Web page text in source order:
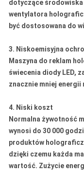
dotyczące
wentylatora
być dostosowana do
3. Niskoemisyjna
Maszyna do reklam
świecenia diody LED,
znacznie mniej energii
4. Niski koszt
Normalna żywotność
wynosi do 30 000
produktów
dzięki czemu każda
wartość. Zużycie